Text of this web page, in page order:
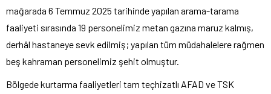
mağarada 6 Temmuz 2025 tarihinde yapılan arama-tarama
faaliyeti sırasında 19 personelimiz metan gazına maruz kalmış,
derhâl hastaneye sevk edilmiş; yapılan tüm müdahalelere rağmen
beş kahraman personelimiz şehit olmuştur.
Bölgede kurtarma faaliyetleri tam teçhizatlı AFAD ve TSK